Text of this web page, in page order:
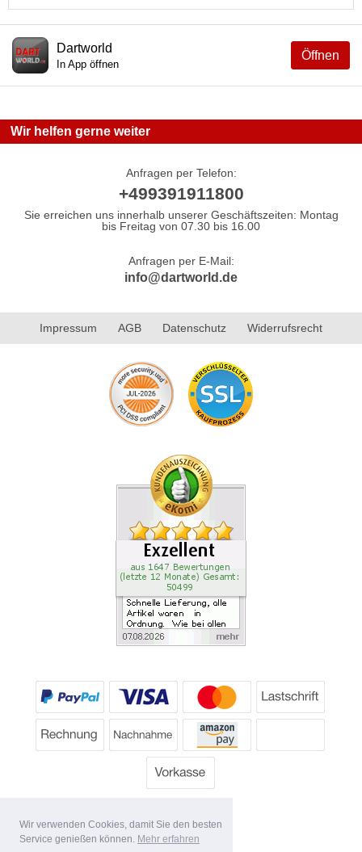
Wir verwenden Cookies, damit Sie den besten
Service genießen können. Mehr erfahren
Öffnen
Dartworld
In App öffnen
Wir helfen gerne weiter
Anfragen per Telefon:
+499391911800
Sie erreichen uns innerhalb unserer Geschäftszeiten: Montag
bis Freitag von 07.30 bis 16.00
Anfragen per E-Mail:
info@dartworld.de
Impressum AGB Datenschutz Widerrufsrecht